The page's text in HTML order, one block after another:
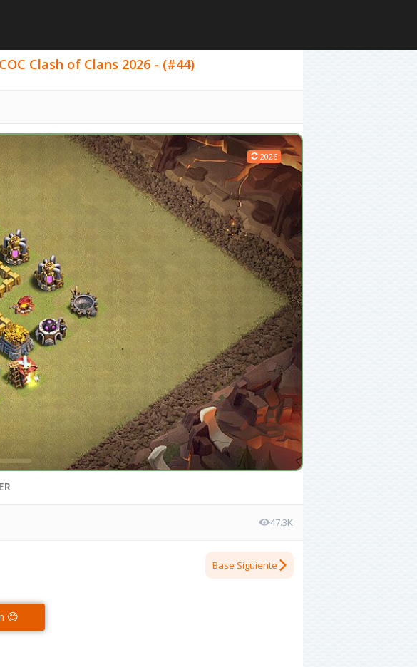
Clash of Clans 2026 - (#44)
2026
47.3K
Base Siguiente
😊